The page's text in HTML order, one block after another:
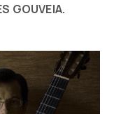
GOUVEIA.